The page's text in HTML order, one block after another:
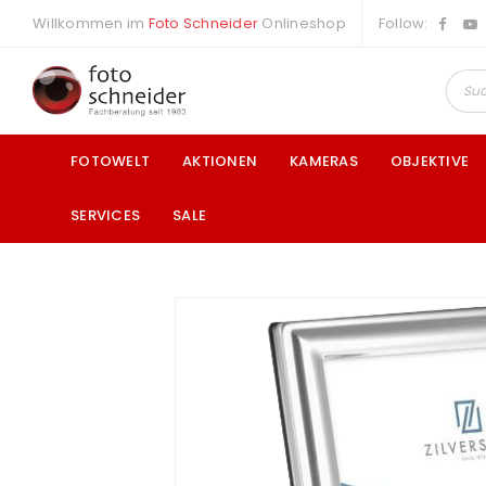
Willkommen im Foto Schneider Onlineshop Follow:
FOTOWELT AKTIONEN KAMERAS OBJEKTIVE
SERVICES SALE